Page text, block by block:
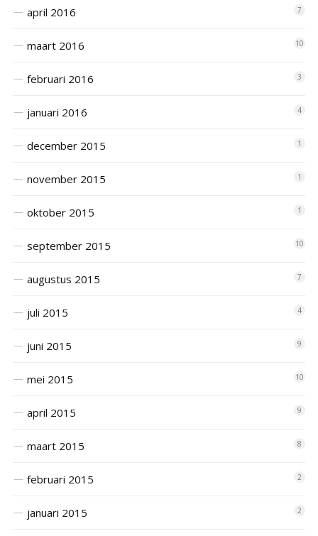
april 2016 7
maart 2016 10
februari 2016 3
januari 2016 4
december 2015 1
november 2015 1
oktober 2015 1
september 2015 10
augustus 2015 7
juli 2015 4
juni 2015 9
mei 2015 10
april 2015 9
maart 2015 8
februari 2015 2
januari 2015 2